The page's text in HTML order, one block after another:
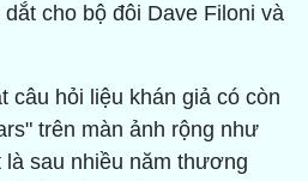
cho bộ đôi Dave Filoni và
câu hỏi liệu khán giả có còn
trên màn ảnh rộng như
sau nhiều năm thương